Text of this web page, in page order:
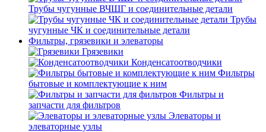
Трубы чугунные ВЧШГ и соединительные детали
Трубы
чугунные ЧК и соединительные детали
Фильтры, грязевики и элеваторы
Грязевики
Конденсатоотводчики
Фильтры
бытовые и комплектующие к ним
Фильтры и
запчасти для фильтров
Элеваторы и
элеваторные узлы